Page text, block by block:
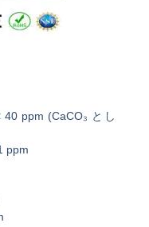
40 ppm (CaCO₃ とし
ppm